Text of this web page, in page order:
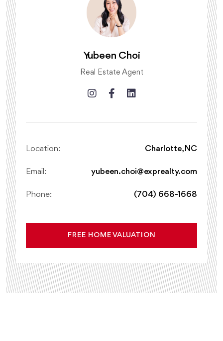
Yubeen Choi
Real Estate Agent
Location: Charlotte, NC
Email: yubeen.choi@exprealty.com
Phone: (704) 668-1668
FREE HOME VALUATION